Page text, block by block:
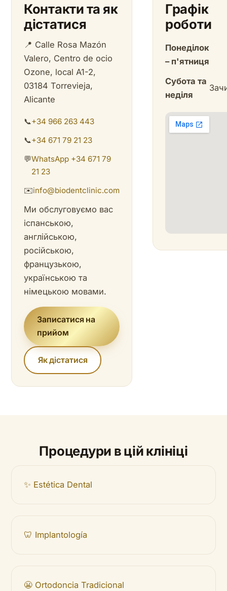
Контакти та як
дістатися
📍 Calle Rosa Mazón
Valero, Centro de ocio
Ozone, local A1-2,
03184 Torrevieja,
Alicante
📞+34 966 263 443
📞+34 671 79 21 23
💬WhatsApp +34 671 79
21 23
✉️info@biodentclinic.com
Ми обслуговуємо вас
іспанською,
англійською,
російською,
французькою,
українською та
німецькою мовами.
Записатися на
прийом
Як дістатися
Графік
роботи
Понеділок
– п'ятниця
Субота та
неділя
Процедури в цій клініці
✨ Estética Dental
🦷 Implantología
😬 Ortodoncia Tradicional